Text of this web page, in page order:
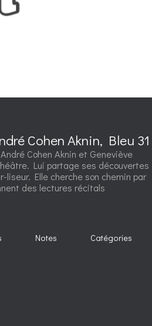
Cohen Aknin, Bleu 31
Cohen Aknin et Geneviève
Lui partage ses découvertes
liseur. Elle cherche son chemin par
des lectures récitals
Notes Catégories